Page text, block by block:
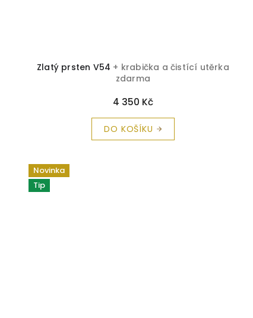
Zlatý prsten V54 + krabička a čistící utěrka
zdarma
4 350 Kč
DO KOŠÍKU
Novinka
Tip